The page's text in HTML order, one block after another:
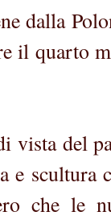
dalla
il quarto
vista del
e scultura
che le